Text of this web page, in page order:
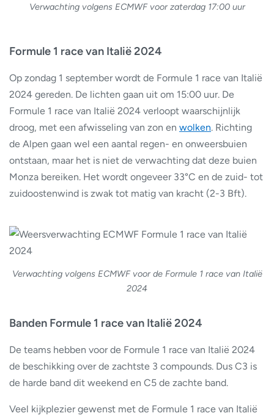
Verwachting volgens ECMWF voor zaterdag 17:00 uur
Formule 1 race van Italië 2024
Op zondag 1 september wordt de Formule 1 race van Italië
2024 gereden. De lichten gaan uit om 15:00 uur. De
Formule 1 race van Italië 2024 verloopt waarschijnlijk
droog, met een afwisseling van zon en wolken. Richting
de Alpen gaan wel een aantal regen- en onweersbuien
ontstaan, maar het is niet de verwachting dat deze buien
Monza bereiken. Het wordt ongeveer 33°C en de zuid- tot
zuidoostenwind is zwak tot matig van kracht (2-3 Bft).
Verwachting volgens ECMWF voor de Formule 1 race van Italië
2024
Banden Formule 1 race van Italië 2024
De teams hebben voor de Formule 1 race van Italië 2024
de beschikking over de zachtste 3 compounds. Dus C3 is
de harde band dit weekend en C5 de zachte band.
Veel kijkplezier gewenst met de Formule 1 race van Italië